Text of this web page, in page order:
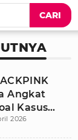
CARI
Angkat
Kasus
2026